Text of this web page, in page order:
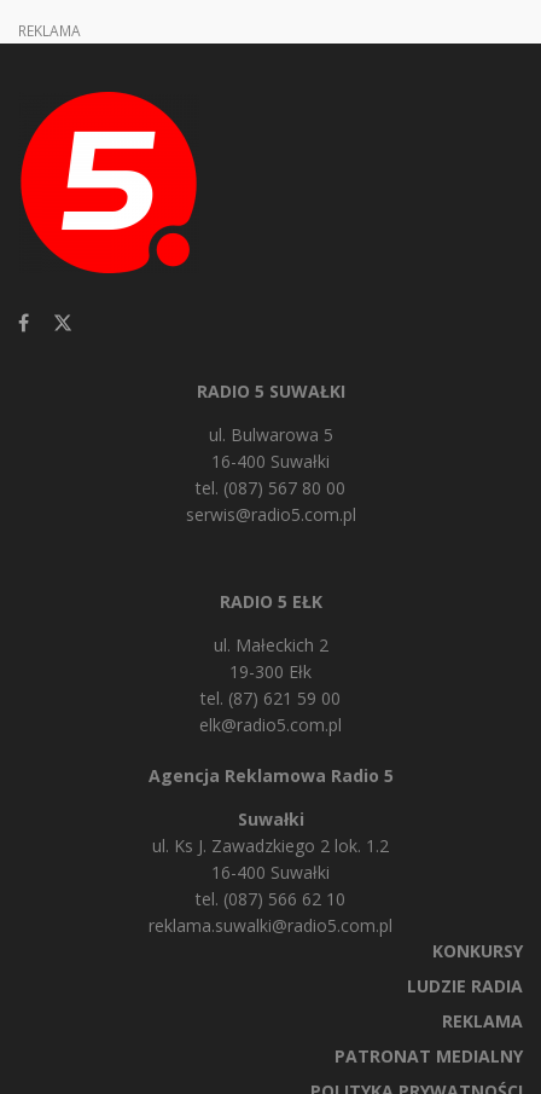
REKLAMA
RADIO 5 SUWAŁKI
ul. Bulwarowa 5
16-400 Suwałki
tel. (087) 567 80 00
serwis@radio5.com.pl
RADIO 5 EŁK
ul. Małeckich 2
19-300 Ełk
tel. (87) 621 59 00
elk@radio5.com.pl
Agencja Reklamowa Radio 5
Suwałki
ul. Ks J. Zawadzkiego 2 lok. 1.2
16-400 Suwałki
tel. (087) 566 62 10
reklama.suwalki@radio5.com.pl
KONKURSY
LUDZIE RADIA
REKLAMA
PATRONAT MEDIALNY